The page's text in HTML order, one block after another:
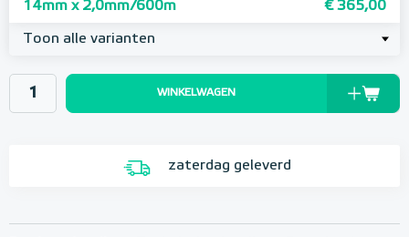
14mm x 2,0mm/600m € 365,00
Toon alle varianten
WINKELWAGEN
zaterdag geleverd